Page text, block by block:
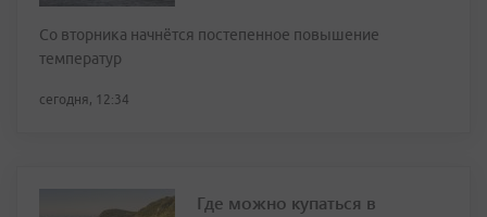
Со вторника начнётся постепенное повышение
температур
сегодня, 12:34
Где можно купаться в